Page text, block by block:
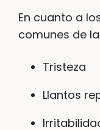
En cuanto a
comunes de
Tristeza
Llantos